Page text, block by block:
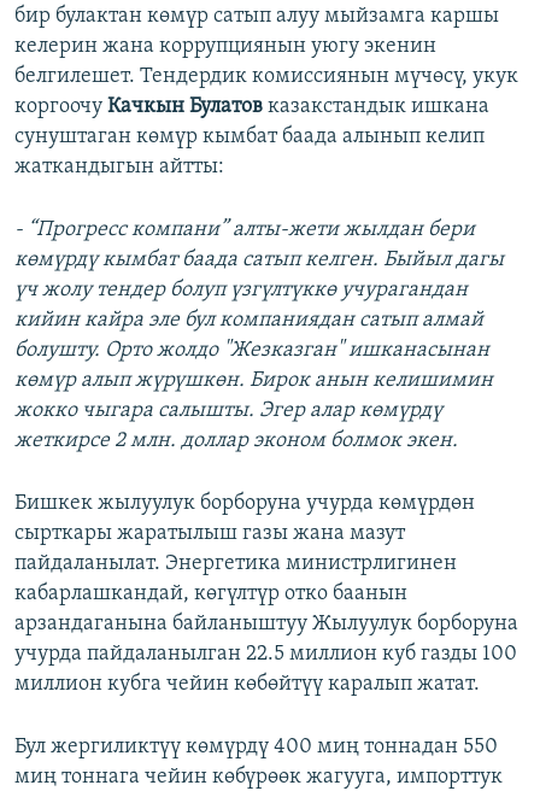
бир булактан көмүр сатып алуу мыйзамга каршы
келерин жана коррупциянын уюгу экенин
белгилешет. Тендердик комиссиянын мүчөсү, укук
коргоочу Качкын Булатов казакстандык ишкана
сунуштаган көмүр кымбат баада алынып келип
жаткандыгын айтты:
- “Прогресс компани” алты-жети жылдан бери
көмүрдү кымбат баада сатып келген. Быйыл дагы
үч жолу тендер болуп үзгүлтүккө учурагандан
кийин кайра эле бул компаниядан сатып алмай
болушту. Орто жолдо "Жезказган" ишканасынан
көмүр алып жүрүшкөн. Бирок анын келишимин
жокко чыгара салышты. Эгер алар көмүрдү
жеткирсе 2 млн. доллар эконом болмок экен.
Бишкек жылуулук борборуна учурда көмүрдөн
сырткары жаратылыш газы жана мазут
пайдаланылат. Энергетика министрлигинен
кабарлашкандай, көгүлтүр отко баанын
арзандаганына байланыштуу Жылуулук борборуна
учурда пайдаланылган 22.5 миллион куб газды 100
миллион кубга чейин көбөйтүү каралып жатат.
Бул жергиликтүү көмүрдү 400 миң тоннадан 550
миң тоннага чейин көбүрөөк жагууга, импорттук